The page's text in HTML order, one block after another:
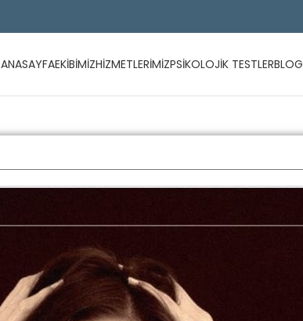
ANASAYFAEKIBIMIZHIZMETLERIMIZPSIKOLOJIK TESTLERBLOG